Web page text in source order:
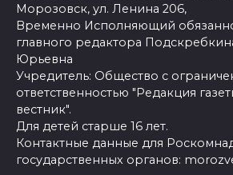
Морозовск, ул. Ленина 206,
Временно Исполняющий
главного редактора
Юрьевна
Учредитель: Общество с
ответственностью "Редакция
вестник".
Для детей старше 16 лет.
Контактные данные для
государственных органов: